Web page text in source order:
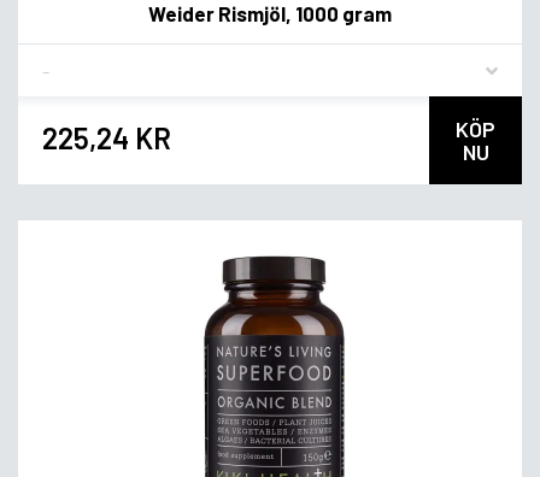
Weider Rismjöl, 1000 gram
225,24 KR
KÖP
NU